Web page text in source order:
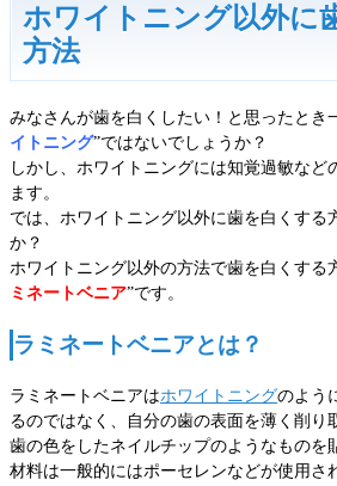
ホワイトニング以外に
方法
みなさんが歯を白くしたい！と思ったとき
イトニング”ではないでしょうか？
しかし、ホワイトニングには知覚過敏など
ます。
では、ホワイトニング以外に歯を白くする
か？
ホワイトニング以外の方法で歯を白くする
ミネートベニア”です。
ラミネートベニアとは？
ラミネートベニアはホワイトニングのよう
るのではなく、自分の歯の表面を薄く削り
歯の色をしたネイルチップのようなものを
材料は一般的にはポーセレンなどが使用さ